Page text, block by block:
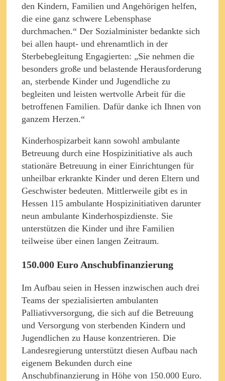
den Kindern, Familien und Angehörigen helfen,
die eine ganz schwere Lebensphase
durchmachen.“ Der Sozialminister bedankte sich
bei allen haupt- und ehrenamtlich in der
Sterbebegleitung Engagierten: „Sie nehmen die
besonders große und belastende Herausforderung
an, sterbende Kinder und Jugendliche zu
begleiten und leisten wertvolle Arbeit für die
betroffenen Familien. Dafür danke ich Ihnen von
ganzem Herzen.“
Kinderhospizarbeit kann sowohl ambulante
Betreuung durch eine Hospizinitiative als auch
stationäre Betreuung in einer Einrichtungen für
unheilbar erkrankte Kinder und deren Eltern und
Geschwister bedeuten. Mittlerweile gibt es in
Hessen 115 ambulante Hospizinitiativen darunter
neun ambulante Kinderhospizdienste. Sie
unterstützen die Kinder und ihre Familien
teilweise über einen langen Zeitraum.
150.000 Euro Anschubfinanzierung
Im Aufbau seien in Hessen inzwischen auch drei
Teams der spezialisierten ambulanten
Palliativversorgung, die sich auf die Betreuung
und Versorgung von sterbenden Kindern und
Jugendlichen zu Hause konzentrieren. Die
Landesregierung unterstützt diesen Aufbau nach
eigenem Bekunden durch eine
Anschubfinanzierung in Höhe von 150.000 Euro.